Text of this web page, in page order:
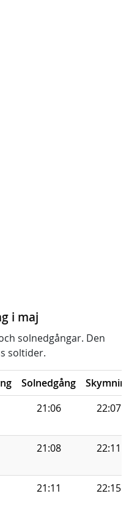
i maj
solnedgångar. Den
soltider.
Solnedgång
21:06 22:07
21:08 22:11
21:11 22:15